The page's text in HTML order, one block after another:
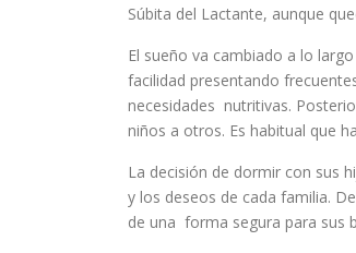
Súbita del Lactante, aunque
El sueño va cambiado a lo
facilidad presentando
necesidades nutritivas.
niños a otros. Es habitual que
La decisión de dormir con sus
y los deseos de cada familia.
de una forma segura para sus